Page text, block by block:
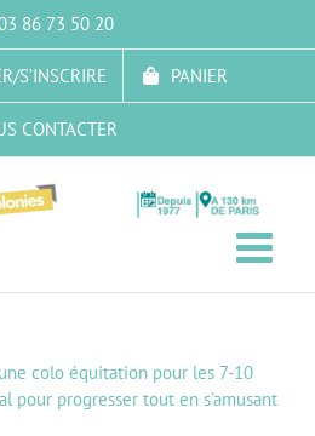
86 73 50 20
S’INSCRIRE PANIER
CONTACTER